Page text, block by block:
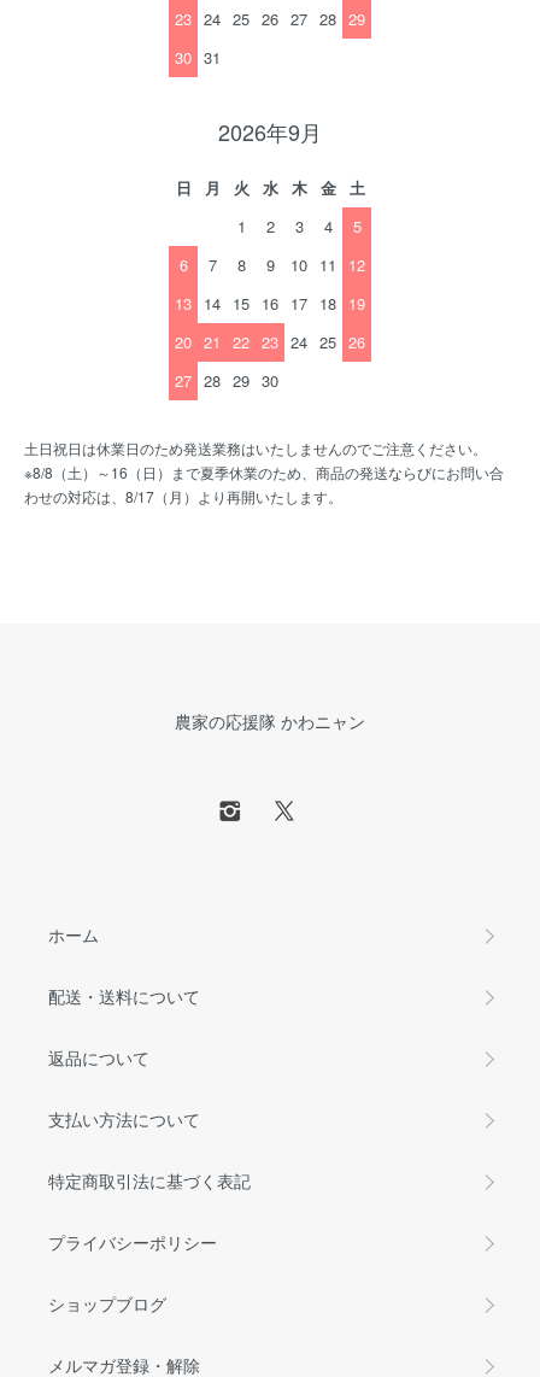
23 24 25 26 27 28 29
30 31
2026年9月
日 月 火 水 木 金
土
1
2 3 4
5
6
7 8 9 10 11
12
13 14 15 16 17 18 19
20 21 22 23 24 25 26
27 28 29 30
土日祝日は休業日のため発送業務はいたしませんのでご注意ください。
※8/8（土）～16（日）まで夏季休業のため、商品の発送ならびにお問い合
わせの対応は、8/17（月）より再開いたします。
農家の応援隊 かわニャン
ホーム
配送・送料について
返品について
支払い方法について
特定商取引法に基づく表記
プライバシーポリシー
ショップブログ
メルマガ登録・解除